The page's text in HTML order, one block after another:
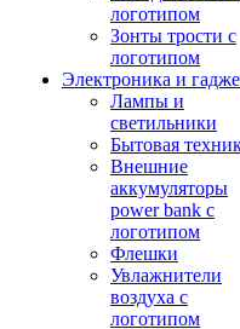
логотипом
Зонты трости с
логотипом
Электроника и
Лампы и
светильники
Бытовая
Внешние
аккумуляторы
power bank с
логотипом
Флешки
Увлажнители
воздуха с
логотипом